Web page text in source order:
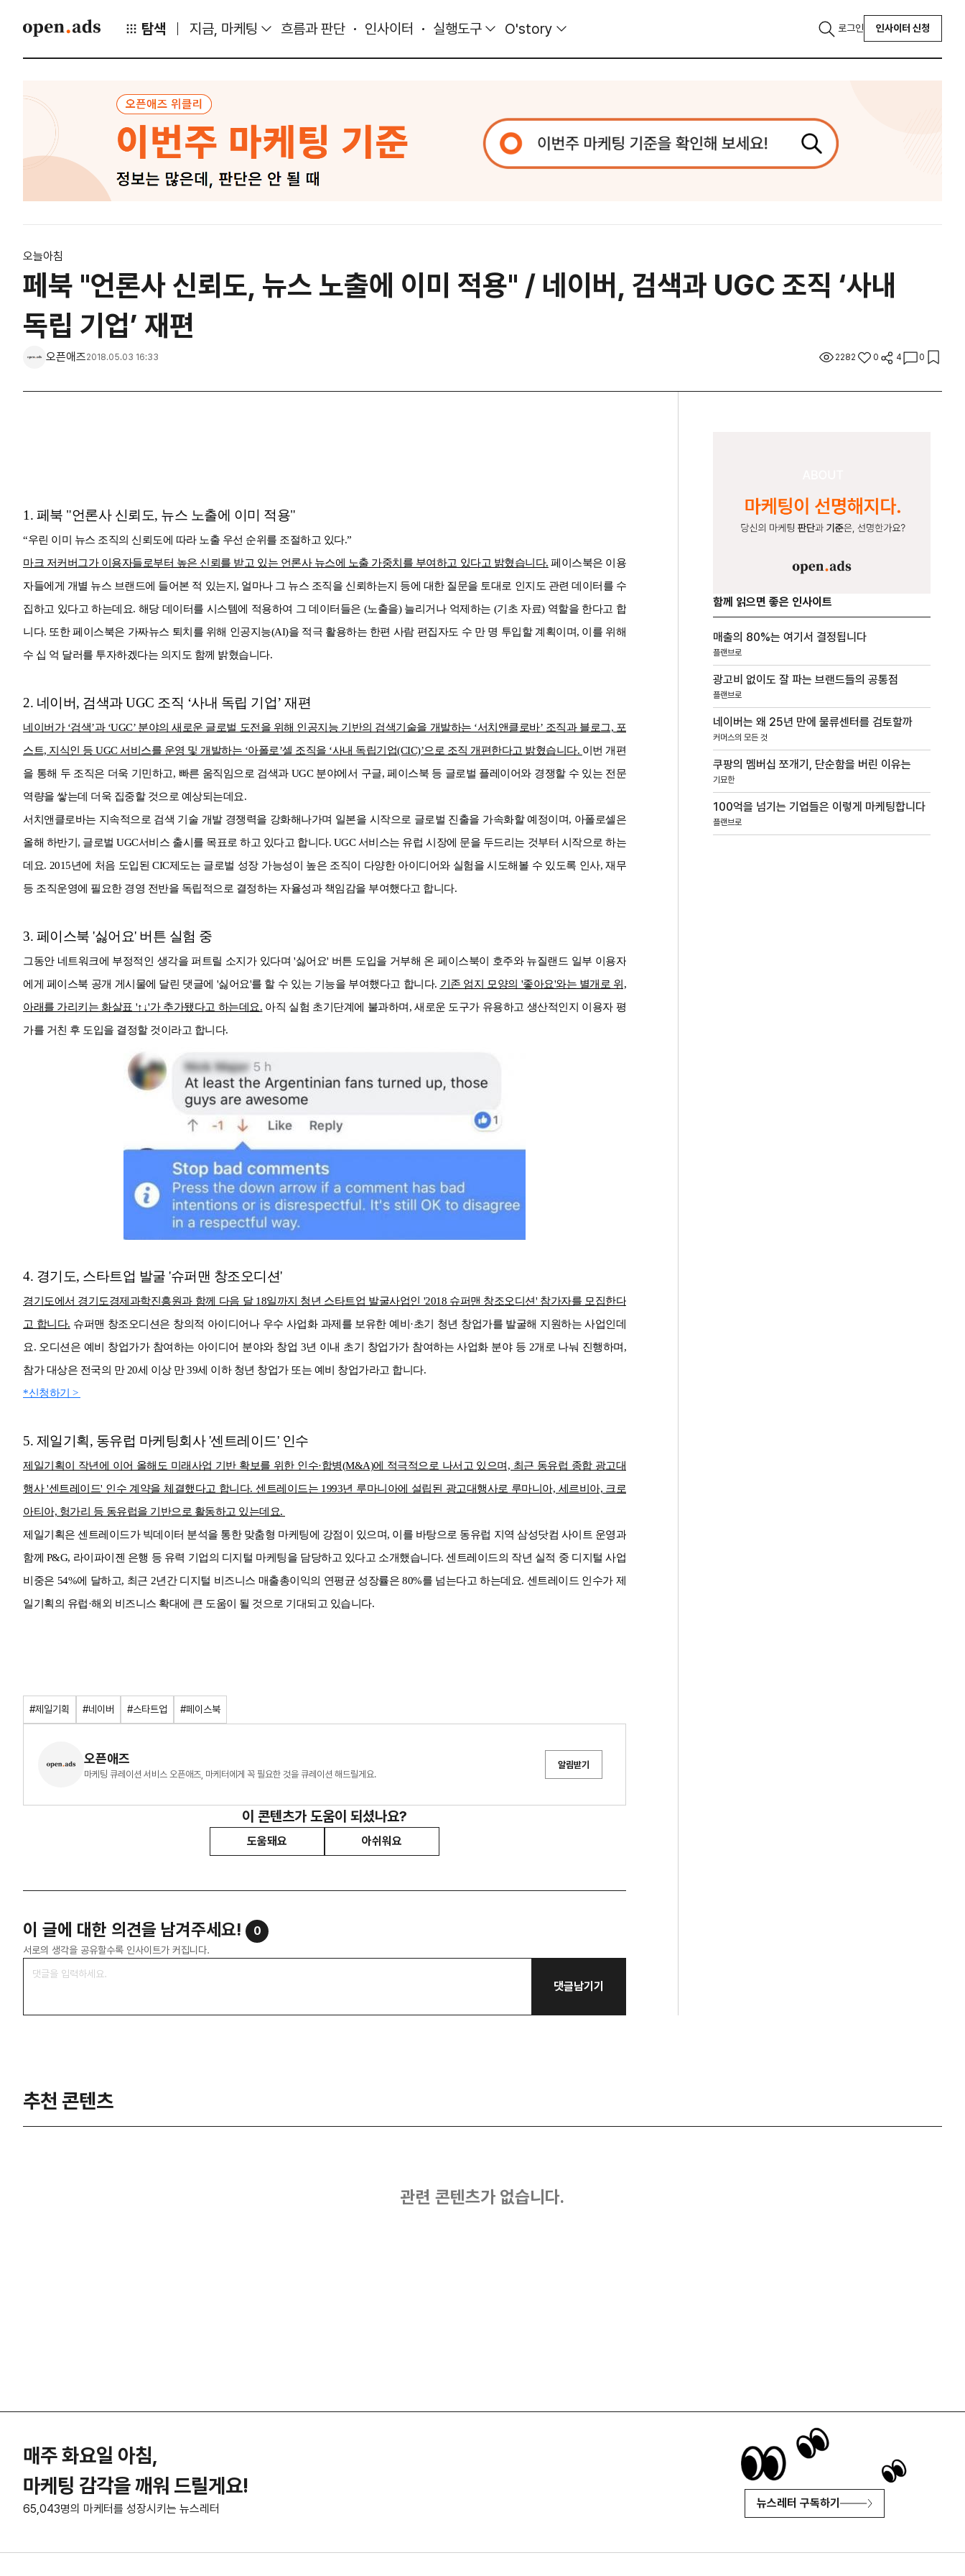
탐색 지금, 마케팅 흐름과 판단 인사이터 실행도구 O'story 로그인 인사이터 신청
오늘아침
페북 "언론사 신뢰도, 뉴스 노출에 이미 적용" / 네이버, 검색과 UGC 조직 ‘사내
독립 기업’ 재편
오픈애즈2018.05.03 16:33 2282 0 4 0
1. 페북 "언론사 신뢰도, 뉴스 노출에 이미 적용"
“우린 이미 뉴스 조직의 신뢰도에 따라 노출 우선 순위를 조절하고 있다.”
마크 저커버그가 이용자들로부터 높은 신뢰를 받고 있는 언론사 뉴스에 노출 가중치를 부여하고 있다고 밝혔습니다. 페이스북은 이용
자들에게 개별 뉴스 브랜드에 들어본 적 있는지, 얼마나 그 뉴스 조직을 신뢰하는지 등에 대한 질문을 토대로 인지도 관련 데이터를 수
집하고 있다고 하는데요. 해당 데이터를 시스템에 적용하여 그 데이터들은 (노출을) 늘리거나 억제하는 (기초 자료) 역할을 한다고 합
니다. 또한 페이스북은 가짜뉴스 퇴치를 위해 인공지능(AI)을 적극 활용하는 한편 사람 편집자도 수 만 명 투입할 계획이며, 이를 위해
수 십 억 달러를 투자하겠다는 의지도 함께 밝혔습니다.
2. 네이버, 검색과 UGC 조직 ‘사내 독립 기업’ 재편
네이버가 ‘검색’과 ‘UGC’ 분야의 새로운 글로벌 도전을 위해 인공지능 기반의 검색기술을 개발하는 ‘서치앤클로바’ 조직과 블로그, 포
스트, 지식인 등 UGC 서비스를 운영 및 개발하는 ‘아폴로’셀 조직을 ‘사내 독립기업(CIC)’으로 조직 개편한다고 밝혔습니다. 이번 개편
을 통해 두 조직은 더욱 기민하고, 빠른 움직임으로 검색과 UGC 분야에서 구글, 페이스북 등 글로벌 플레이어와 경쟁할 수 있는 전문
역량을 쌓는데 더욱 집중할 것으로 예상되는데요.
서치앤클로바는 지속적으로 검색 기술 개발 경쟁력을 강화해나가며 일본을 시작으로 글로벌 진출을 가속화할 예정이며, 아폴로셀은
올해 하반기, 글로벌 UGC서비스 출시를 목표로 하고 있다고 합니다. UGC 서비스는 유럽 시장에 문을 두드리는 것부터 시작으로 하는
데요. 2015년에 처음 도입된 CIC제도는 글로벌 성장 가능성이 높은 조직이 다양한 아이디어와 실험을 시도해볼 수 있도록 인사, 재무
등 조직운영에 필요한 경영 전반을 독립적으로 결정하는 자율성과 책임감을 부여했다고 합니다.
3. 페이스북 '싫어요' 버튼 실험 중
그동안 네트워크에 부정적인 생각을 퍼트릴 소지가 있다며 '싫어요' 버튼 도입을 거부해 온 페이스북이 호주와 뉴질랜드 일부 이용자
에게 페이스북 공개 게시물에 달린 댓글에 '싫어요'를 할 수 있는 기능을 부여했다고 합니다. 기존 엄지 모양의 '좋아요'와는 별개로 위,
아래를 가리키는 화살표 '↑↓'가 추가됐다고 하는데요. 아직 실험 초기단계에 불과하며, 새로운 도구가 유용하고 생산적인지 이용자 평
가를 거친 후 도입을 결정할 것이라고 합니다.
4. 경기도, 스타트업 발굴 '슈퍼맨 창조오디션'
경기도에서 경기도경제과학진흥원과 함께 다음 달 18일까지 청년 스타트업 발굴사업인 '2018 슈퍼맨 창조오디션' 참가자를 모집한다
고 합니다. 슈퍼맨 창조오디션은 창의적 아이디어나 우수 사업화 과제를 보유한 예비·초기 청년 창업가를 발굴해 지원하는 사업인데
요. 오디션은 예비 창업가가 참여하는 아이디어 분야와 창업 3년 이내 초기 창업가가 참여하는 사업화 분야 등 2개로 나눠 진행하며,
참가 대상은 전국의 만 20세 이상 만 39세 이하 청년 창업가 또는 예비 창업가라고 합니다.
*신청하기 >
5. 제일기획, 동유럽 마케팅회사 '센트레이드' 인수
제일기획이 작년에 이어 올해도 미래사업 기반 확보를 위한 인수·합병(M&A)에 적극적으로 나서고 있으며, 최근 동유럽 종합 광고대
행사 '센트레이드' 인수 계약을 체결했다고 합니다. 센트레이드는 1993년 루마니아에 설립된 광고대행사로 루마니아, 세르비아, 크로
아티아, 헝가리 등 동유럽을 기반으로 활동하고 있는데요.
제일기획은 센트레이드가 빅데이터 분석을 통한 맞춤형 마케팅에 강점이 있으며, 이를 바탕으로 동유럽 지역 삼성닷컴 사이트 운영과
함께 P&G, 라이파이젠 은행 등 유력 기업의 디지털 마케팅을 담당하고 있다고 소개했습니다. 센트레이드의 작년 실적 중 디지털 사업
비중은 54%에 달하고, 최근 2년간 디지털 비즈니스 매출총이익의 연평균 성장률은 80%를 넘는다고 하는데요. 센트레이드 인수가 제
일기획의 유럽·해외 비즈니스 확대에 큰 도움이 될 것으로 기대되고 있습니다.
#제일기획 #네이버 #스타트업 #페이스북
오픈애즈
마케팅 큐레이션 서비스 오픈애즈, 마케터에게 꼭 필요한 것을 큐레이션 해드릴게요.
알림받기
이 콘텐츠가 도움이 되셨나요?
도움돼요 아쉬워요
이 글에 대한 의견을 남겨주세요! 0
서로의 생각을 공유할수록 인사이트가 커집니다.
댓글남기기
함께 읽으면 좋은 인사이트
매출의 80%는 여기서 결정됩니다
플랜브로
광고비 없이도 잘 파는 브랜드들의 공통점
플랜브로
네이버는 왜 25년 만에 물류센터를 검토할까
커머스의 모든 것
쿠팡의 멤버십 쪼개기, 단순함을 버린 이유는
기묘한
100억을 넘기는 기업들은 이렇게 마케팅합니다
플랜브로
추천 콘텐츠
관련 콘텐츠가 없습니다.
매주 화요일 아침,
마케팅 감각을 깨워 드릴게요!
65,043명의 마케터를 성장시키는 뉴스레터 뉴스레터 구독하기